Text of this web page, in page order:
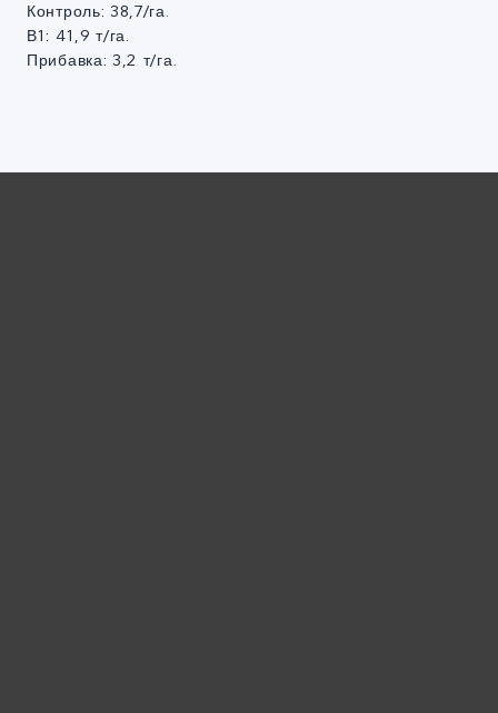
Контроль: 38,7/га.
В1: 41,9 т/га.
Прибавка: 3,2 т/га.